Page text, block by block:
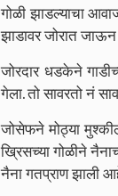
गोळी झाडल्याचा
झाडावर जोरात
जोरदार धडकेने
गेला. तो सावरतो नं
जोसेफने मोठ्या
ख्रिसच्या गोळीने
नैना गतप्राण झाली